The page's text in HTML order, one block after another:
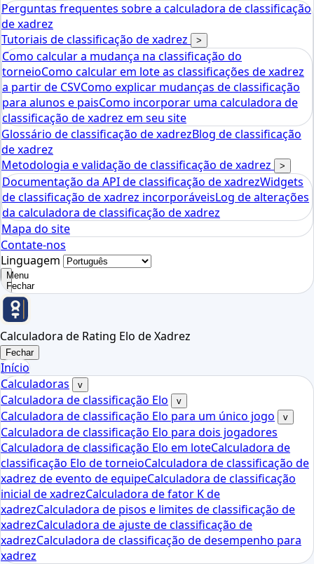
Perguntas frequentes sobre a calculadora de classificação
de xadrez
Tutoriais de classificação de xadrez
>
Como calcular a mudança na classificação do
torneioComo calcular em lote as classificações de xadrez
a partir de CSVComo explicar mudanças de classificação
para alunos e paisComo incorporar uma calculadora de
classificação de xadrez em seu site
Glossário de classificação de xadrezBlog de classificação
de xadrez
Metodologia e validação de classificação de xadrez
>
Documentação da API de classificação de xadrezWidgets
de classificação de xadrez incorporáveisLog de alterações
da calculadora de classificação de xadrez
Mapa do site
Contate-nos
Linguagem
Menu
Fechar
Calculadora de Rating Elo de Xadrez
Fechar
Início
Calculadoras
v
Calculadora de classificação Elo v
Calculadora de classificação Elo para um único jogo v
Calculadora de classificação Elo para dois jogadores
Calculadora de classificação Elo em loteCalculadora de
classificação Elo de torneioCalculadora de classificação de
xadrez de evento de equipeCalculadora de classificação
inicial de xadrezCalculadora de fator K de
xadrezCalculadora de pisos e limites de classificação de
xadrezCalculadora de ajuste de classificação de
xadrezCalculadora de classificação de desempenho para
xadrez